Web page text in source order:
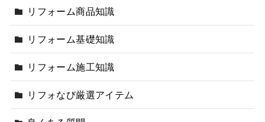
リフォーム商品知識
リフォーム基礎知識
リフォーム施工知識
リフォなび厳選アイテム